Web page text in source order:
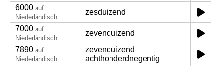
6000 auf
Niederländisch
zesduizend
7000 auf
Niederländisch
zevenduizend
7890 auf
Niederländisch
zevenduizend
achthonderdnegentig